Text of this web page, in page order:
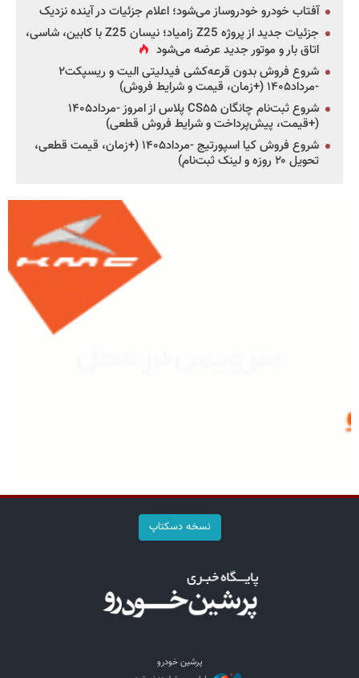
آفتاب خودرو خودروساز می‌شود؛ اعلام جزئیات در آینده نزدیک
جزئیات جدید از پروژه Z25 زامیاد؛ نیسان Z25 با کابین، شاسی،
اتاق بار و موتور جدید عرضه می‌شود
شروع فروش بدون قرعه‌کشی فیدلیتی الیت و ریسپکت۲
-مرداد۱۴۰۵ (+زمان، قیمت و شرایط فروش)
شروع ثبت‌نام چانگان CS۵۵ پلاس از امروز -مرداد۱۴۰۵
(+قیمت، پیش‌پرداخت و شرایط فروش قطعی)
شروع فروش کیا اسپورتیج -مرداد۱۴۰۵ (+زمان، قیمت قطعی،
تحویل ۲۰ روزه و لینک ثبت‌نام)
نسخه دسکتاپ
پرشین خودرو